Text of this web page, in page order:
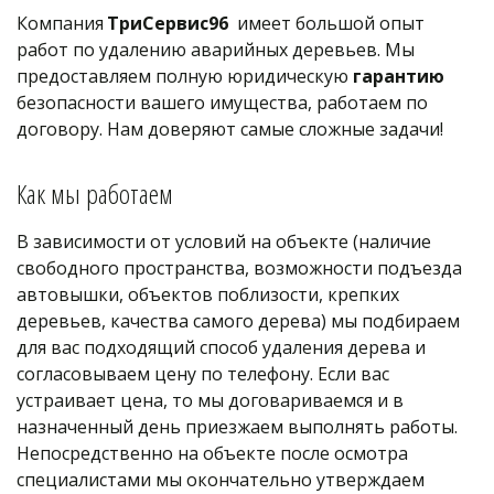
Компания ТриСервис96 имеет большой опыт
работ по удалению аварийных деревьев. Мы
предоставляем полную юридическую гарантию
безопасности вашего имущества, работаем по
договору. Нам доверяют самые сложные задачи!
Как мы работаем
В зависимости от условий на объекте (наличие
свободного пространства, возможности подъезда
автовышки, объектов поблизости, крепких
деревьев, качества самого дерева) мы подбираем
для вас подходящий способ удаления дерева и
согласовываем цену по телефону. Если вас
устраивает цена, то мы договариваемся и в
назначенный день приезжаем выполнять работы.
Непосредственно на объекте после осмотра
специалистами мы окончательно утверждаем